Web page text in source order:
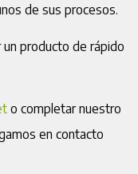
de sus procesos.
producto de rápido
o completar nuestro
en contacto